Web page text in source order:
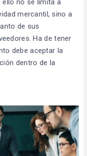
mercantil, sino a
de sus
Ha de tener
debe aceptar la
dentro de la